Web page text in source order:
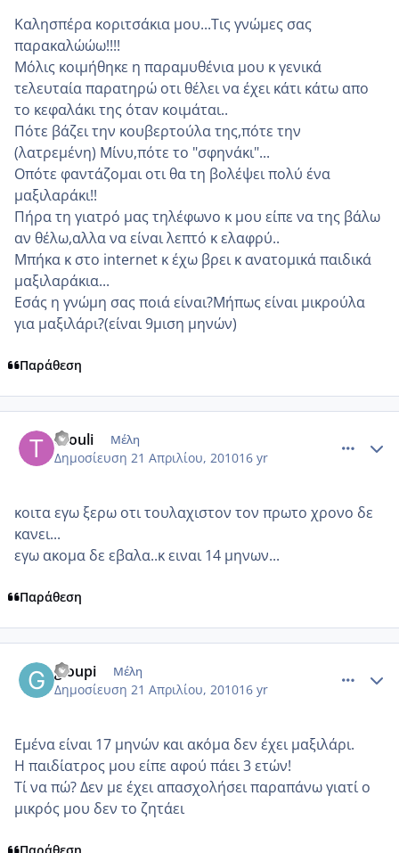
Καλησπέρα κοριτσάκια μου...Τις γνώμες σας
παρακαλώώω!!!!
Μόλις κοιμήθηκε η παραμυθένια μου κ γενικά
τελευταία παρατηρώ οτι θέλει να έχει κάτι κάτω απο
το κεφαλάκι της όταν κοιμάται..
Πότε βάζει την κουβερτούλα της,πότε την
(λατρεμένη) Μίνυ,πότε το "σφηνάκι"...
Οπότε φαντάζομαι οτι θα τη βολέψει πολύ ένα
μαξιλαράκι!!
Πήρα τη γιατρό μας τηλέφωνο κ μου είπε να της βάλω
αν θέλω,αλλα να είναι λεπτό κ ελαφρύ..
Μπήκα κ στο internet κ έχω βρει κ ανατομικά παιδικά
μαξιλαράκια...
Εσάς η γνώμη σας ποιά είναι?Μήπως είναι μικρούλα
για μαξιλάρι?(είναι 9μιση μηνών)
Παράθεση
thouli Μέλη
Δημοσίευση 21 Απριλίου, 201016 yr
κοιτα εγω ξερω οτι τουλαχιστον τον πρωτο χρονο δε
κανει...
εγω ακομα δε εβαλα..κ ειναι 14 μηνων...
Παράθεση
gioupi Μέλη
Δημοσίευση 21 Απριλίου, 201016 yr
Εμένα είναι 17 μηνών και ακόμα δεν έχει μαξιλάρι.
Η παιδίατρος μου είπε αφού πάει 3 ετών!
Τί να πώ? Δεν με έχει απασχολήσει παραπάνω γιατί ο
μικρός μου δεν το ζητάει